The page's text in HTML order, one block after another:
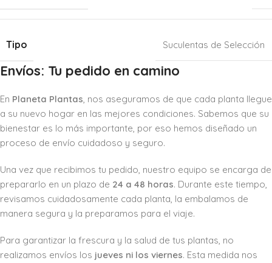
Tipo Suculentas de Selección
Envíos: Tu pedido en camino
En Planeta Plantas, nos aseguramos de que cada planta llegue
a su nuevo hogar en las mejores condiciones. Sabemos que su
bienestar es lo más importante, por eso hemos diseñado un
proceso de envío cuidadoso y seguro.
Una vez que recibimos tu pedido, nuestro equipo se encarga de
prepararlo en un plazo de 24 a 48 horas. Durante este tiempo,
revisamos cuidadosamente cada planta, la embalamos de
manera segura y la preparamos para el viaje.
Para garantizar la frescura y la salud de tus plantas, no
realizamos envíos los jueves ni los viernes. Esta medida nos